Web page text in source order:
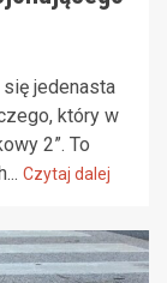
się jedenasta
który w
2”. To
Czytaj dalej